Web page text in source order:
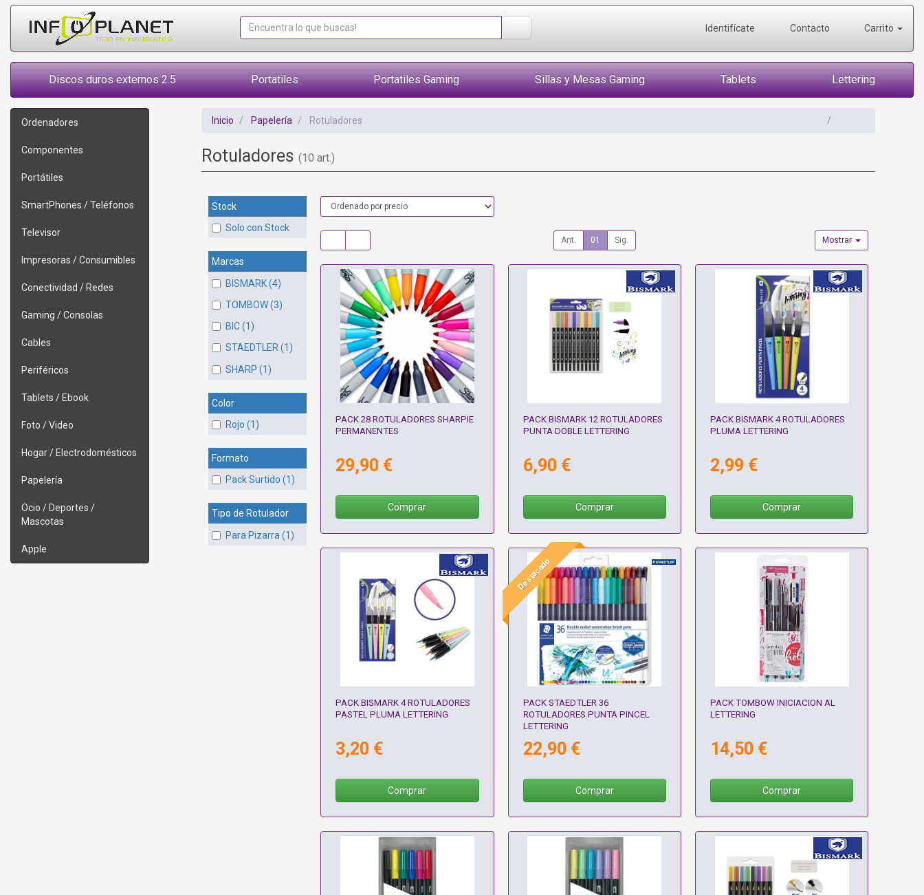
Identifícate Contacto Carrito
Discos duros externos 2.5 Portatiles Portatiles Gaming Sillas y Mesas Gaming Tablets Lettering
Ordenadores
Componentes
Portátiles
SmartPhones / Teléfonos
Televisor
Impresoras / Consumibles
Conectividad / Redes
Gaming / Consolas
Cables
Periféricos
Tablets / Ebook
Foto / Video
Hogar / Electrodomésticos
Papelería
Ocio / Deportes /
Mascotas
Apple
Inicio Papelería Rotuladores
Rotuladores (10 art.)
Stock
Solo con Stock
Marcas
BISMARK (4)
TOMBOW (3)
BIC (1)
STAEDTLER (1)
SHARP (1)
Color
Rojo (1)
Formato
Pack Surtido (1)
Tipo de Rotulador
Para Pizarra (1)
Ant. 01 Sig. Mostrar
PACK 28 ROTULADORES SHARPIE
PERMANENTES
29,90 €
Comprar
PACK BISMARK 12 ROTULADORES
PUNTA DOBLE LETTERING
6,90 €
Comprar
PACK BISMARK 4 ROTULADORES
PLUMA LETTERING
2,99 €
Comprar
PACK BISMARK 4 ROTULADORES
PASTEL PLUMA LETTERING
3,20 €
Comprar
Destacado
PACK STAEDTLER 36
ROTULADORES PUNTA PINCEL
LETTERING
22,90 €
Comprar
PACK TOMBOW INICIACION AL
LETTERING
14,50 €
Comprar